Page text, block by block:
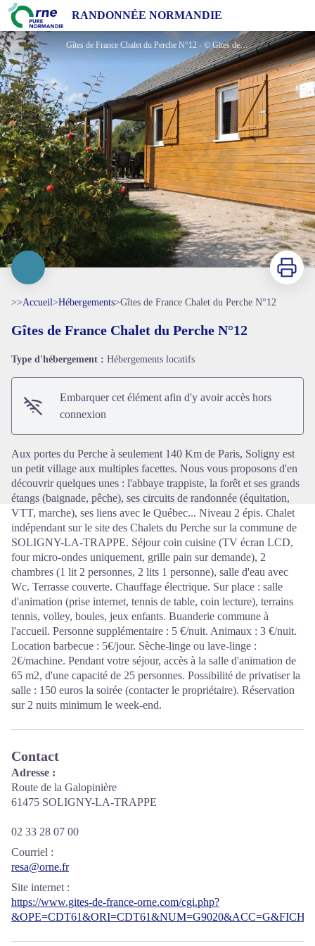
RANDONNÉE NORMANDIE
Gîtes de France Chalet du Perche N°12
Gîtes de France Chalet du Perche N°12 - © Gites de France Orne
Voir l'image en plein écran
Imprimer
>>Accueil>Hébergements>Gîtes de France Chalet du Perche N°12
Gîtes de France Chalet du Perche N°12
Type d'hébergement : Hébergements locatifs
Embarquer cet élément afin d'y avoir accès hors
connexion
Aux portes du Perche à seulement 140 Km de Paris, Soligny est
un petit village aux multiples facettes. Nous vous proposons d'en
découvrir quelques unes : l'abbaye trappiste, la forêt et ses grands
étangs (baignade, pêche), ses circuits de randonnée (équitation,
VTT, marche), ses liens avec le Québec... Niveau 2 épis. Chalet
indépendant sur le site des Chalets du Perche sur la commune de
SOLIGNY-LA-TRAPPE. Séjour coin cuisine (TV écran LCD,
four micro-ondes uniquement, grille pain sur demande), 2
chambres (1 lit 2 personnes, 2 lits 1 personne), salle d'eau avec
Wc. Terrasse couverte. Chauffage électrique. Sur place : salle
d'animation (prise internet, tennis de table, coin lecture), terrains
tennis, volley, boules, jeux enfants. Buanderie commune à
l'accueil. Personne supplémentaire : 5 €/nuit. Animaux : 3 €/nuit.
Location barbecue : 5€/jour. Sèche-linge ou lave-linge :
2€/machine. Pendant votre séjour, accès à la salle d'animation de
65 m2, d'une capacité de 25 personnes. Possibilité de privatiser la
salle : 150 euros la soirée (contacter le propriétaire). Réservation
sur 2 nuits minimum le week-end.
Contact
Adresse :
Route de la Galopinière
61475 SOLIGNY-LA-TRAPPE
02 33 28 07 00
Courriel :
resa@orne.fr
Site internet :
https://www.gites-de-france-orne.com/cgi.php?